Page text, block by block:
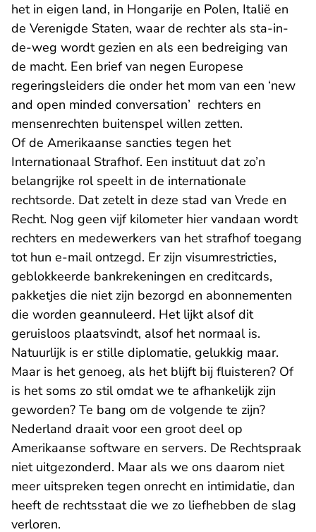
het in eigen land, in Hongarije en Polen, Italië en
de Verenigde Staten, waar de rechter als sta-in-
de-weg wordt gezien en als een bedreiging van
de macht. Een brief van negen Europese
regeringsleiders die onder het mom van een ‘new
and open minded conversation’ rechters en
mensenrechten buitenspel willen zetten.
Of de Amerikaanse sancties tegen het
Internationaal Strafhof. Een instituut dat zo’n
belangrijke rol speelt in de internationale
rechtsorde. Dat zetelt in deze stad van Vrede en
Recht. Nog geen vijf kilometer hier vandaan wordt
rechters en medewerkers van het strafhof toegang
tot hun e-mail ontzegd. Er zijn visumrestricties,
geblokkeerde bankrekeningen en creditcards,
pakketjes die niet zijn bezorgd en abonnementen
die worden geannuleerd. Het lijkt alsof dit
geruisloos plaatsvindt, alsof het normaal is.
Natuurlijk is er stille diplomatie, gelukkig maar.
Maar is het genoeg, als het blijft bij fluisteren? Of
is het soms zo stil omdat we te afhankelijk zijn
geworden? Te bang om de volgende te zijn?
Nederland draait voor een groot deel op
Amerikaanse software en servers. De Rechtspraak
niet uitgezonderd. Maar als we ons daarom niet
meer uitspreken tegen onrecht en intimidatie, dan
heeft de rechtsstaat die we zo liefhebben de slag
verloren.